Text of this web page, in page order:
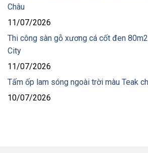
Châu
11/07/2026
Thi công sàn gỗ xương cá cốt đen
City
11/07/2026
Tấm ốp lam sóng ngoài trời màu Teak
10/07/2026